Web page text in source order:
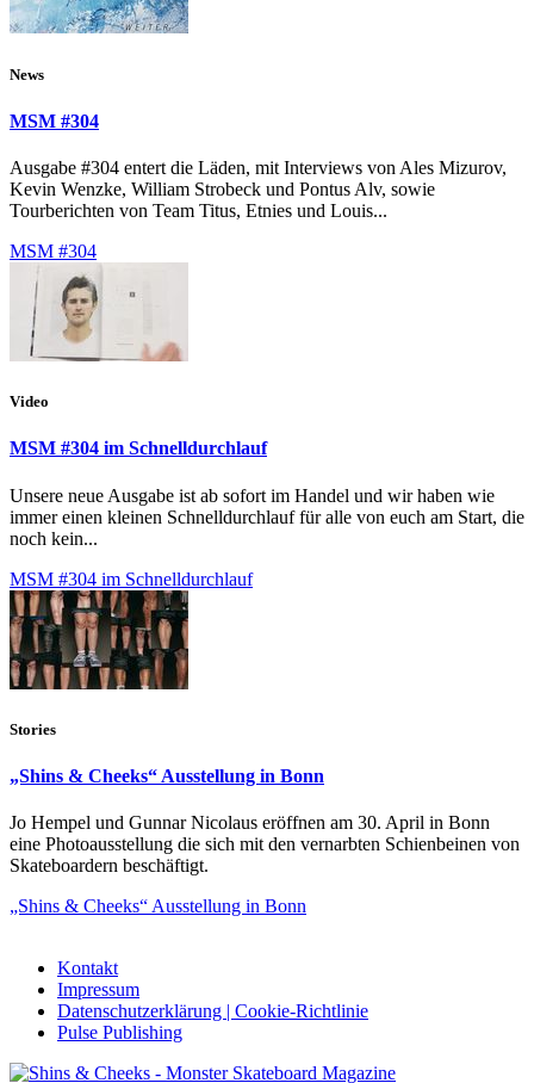
News
MSM #304
Ausgabe #304 entert die Läden, mit Interviews von Ales Mizurov,
Kevin Wenzke, William Strobeck und Pontus Alv, sowie
Tourberichten von Team Titus, Etnies und Louis...
MSM #304
Video
MSM #304 im Schnelldurchlauf
Unsere neue Ausgabe ist ab sofort im Handel und wir haben wie
immer einen kleinen Schnelldurchlauf für alle von euch am Start, die
noch kein...
MSM #304 im Schnelldurchlauf
Stories
„Shins & Cheeks“ Ausstellung in Bonn
Jo Hempel und Gunnar Nicolaus eröffnen am 30. April in Bonn
eine Photoausstellung die sich mit den vernarbten Schienbeinen von
Skateboardern beschäftigt.
„Shins & Cheeks“ Ausstellung in Bonn
Kontakt
Impressum
Datenschutzerklärung | Cookie-Richtlinie
Pulse Publishing